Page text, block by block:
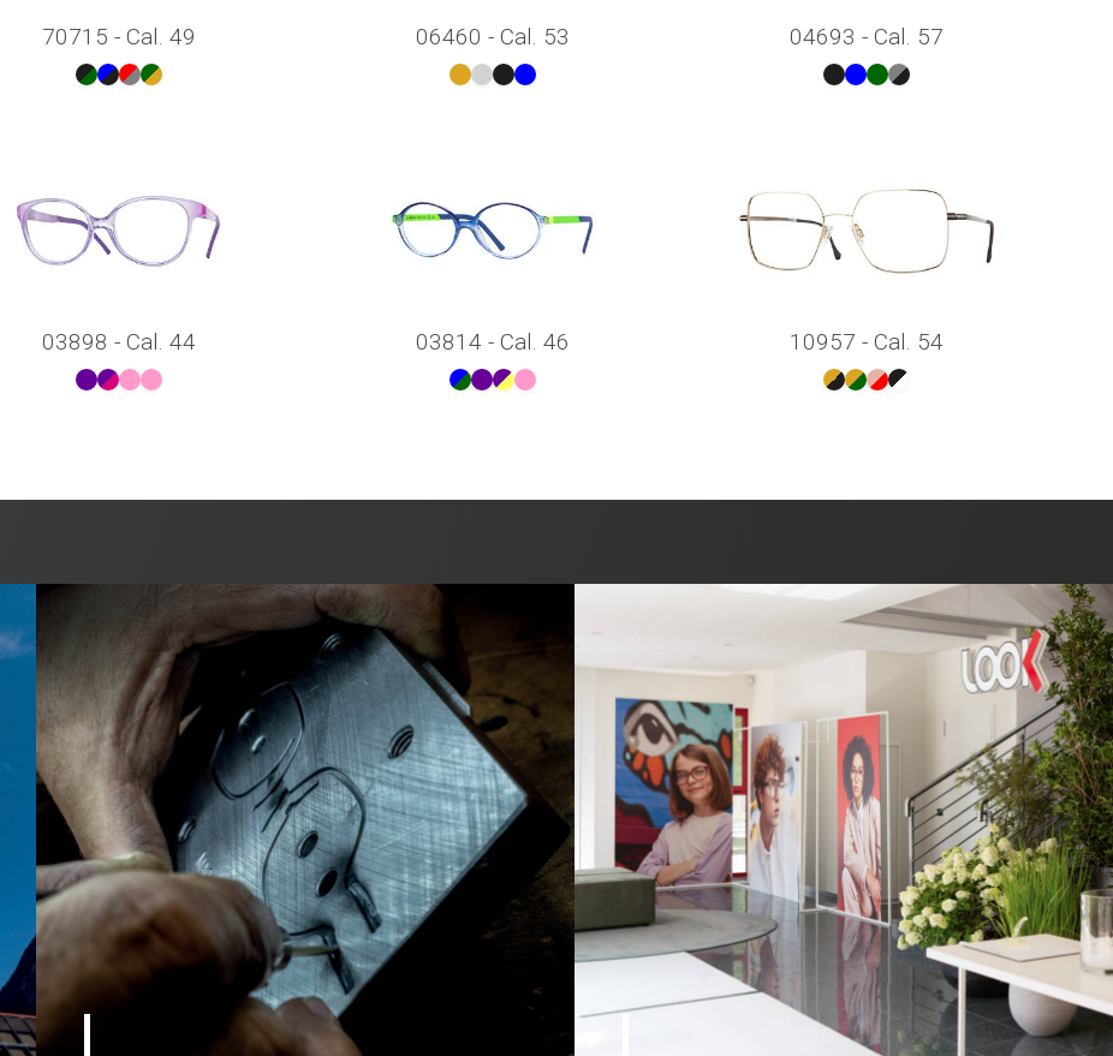
70715 - Cal. 49 06460 - Cal. 53 04693 - Cal. 57
03898 - Cal. 44 03814 - Cal. 46 10957 - Cal. 54